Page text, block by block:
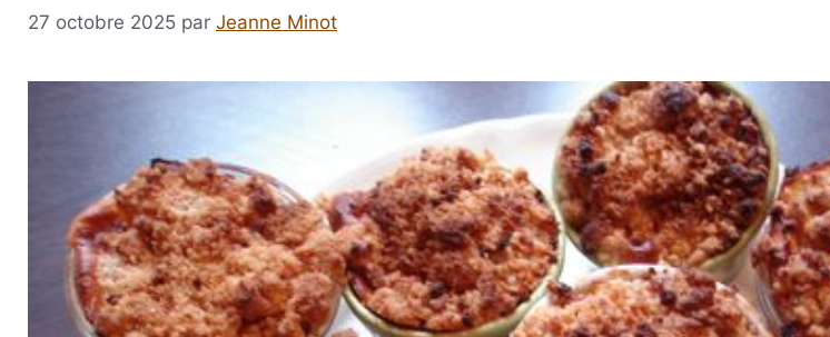
27 octobre 2025 par Jeanne Minot